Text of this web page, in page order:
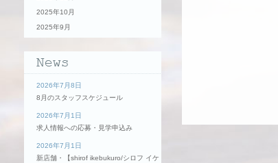
2025年10月
2025年9月
2026年7月8日
8月のスタッフスケジュール
2026年7月1日
求人情報への応募・見学申込み
2026年7月1日
新店舗・【shirof ikebukuro/シロフ イケ